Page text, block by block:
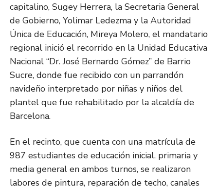
capitalino, Sugey Herrera, la Secretaria General
de Gobierno, Yolimar Ledezma y la Autoridad
Única de Educación, Mireya Molero, el mandatario
regional inició el recorrido en la Unidad Educativa
Nacional “Dr. José Bernardo Gómez” de Barrio
Sucre, donde fue recibido con un parrandón
navideño interpretado por niñas y niños del
plantel que fue rehabilitado por la alcaldía de
Barcelona.
En el recinto, que cuenta con una matrícula de
987 estudiantes de educación inicial, primaria y
media general en ambos turnos, se realizaron
labores de pintura, reparación de techo, canales